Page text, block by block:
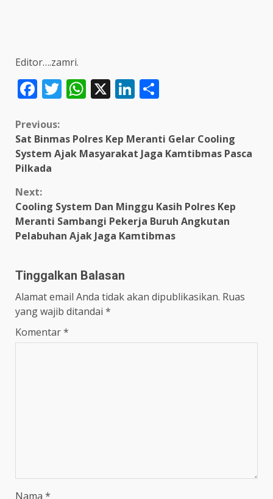
Editor….zamri.
Facebook
Twitter
WhatsApp
X LinkedIn
Continue
Reading
Previous:
Sat Binmas Polres Kep Meranti Gelar Cooling
System Ajak Masyarakat Jaga Kamtibmas Pasca
Pilkada
Next:
Cooling System Dan Minggu Kasih Polres Kep
Meranti Sambangi Pekerja Buruh Angkutan
Pelabuhan Ajak Jaga Kamtibmas
Tinggalkan Balasan
Alamat email Anda tidak akan dipublikasikan. Ruas
yang wajib ditandai *
Komentar*
Nama *